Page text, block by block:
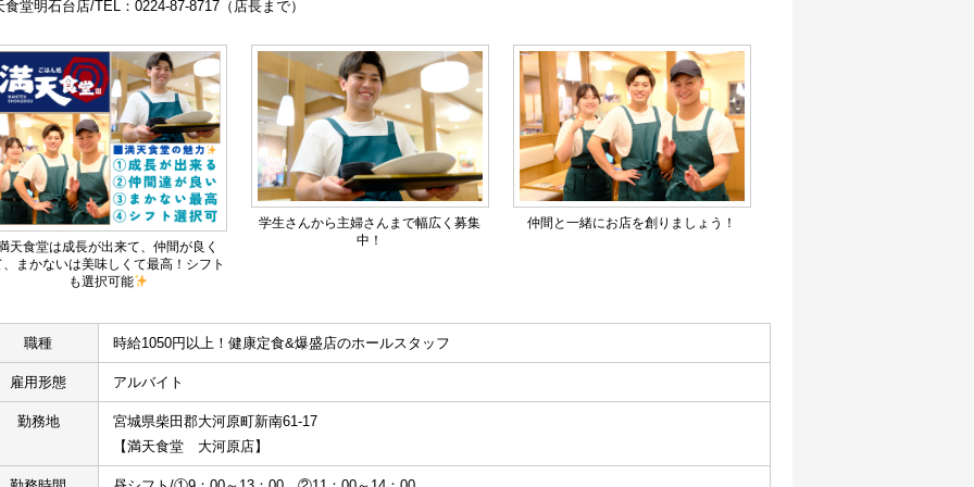
食堂明石台店/TEL：0224-87-8717（店長まで）
天食堂は成長が出来て、仲間が良く
、まかないは美味しくて最高！シフト
も選択可能
学生さんから主婦さんまで幅広く募集
中！
仲間と一緒にお店を創りましょう！
職種 時給1050円以上！健康定食&爆盛店のホールスタッフ
雇用形態 アルバイト
勤務地
宮城県柴田郡大河原町新南61-17
【満天食堂　大河原店】